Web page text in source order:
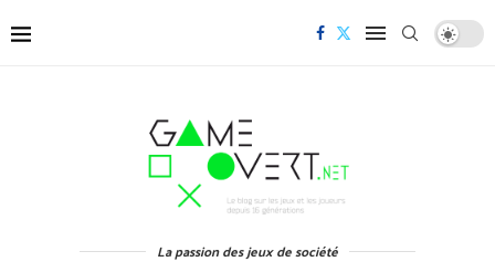
La passion des jeux de société